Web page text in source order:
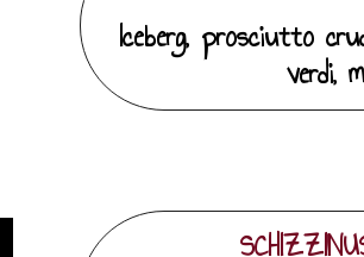
Iceberg, prosciutto
verdi,